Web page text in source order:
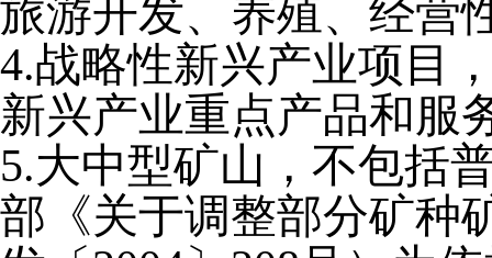
旅游开发、养殖、经营
4.战略性新兴产业项目
新兴产业重点产品和服
5.大中型矿山，不包括
部《关于调整部分矿种